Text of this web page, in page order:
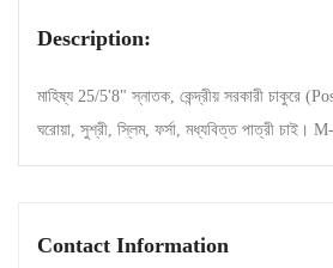
Description:
মাহিষ্য 25/5'8" স্নাতক, কেন্দ্রীয় সরকারী চাকুরে
ঘরোয়া, সুশ্রী, স্লিম, ফর্সা, মধ্যবিত্ত পাত্রী চাই।
Contact Information